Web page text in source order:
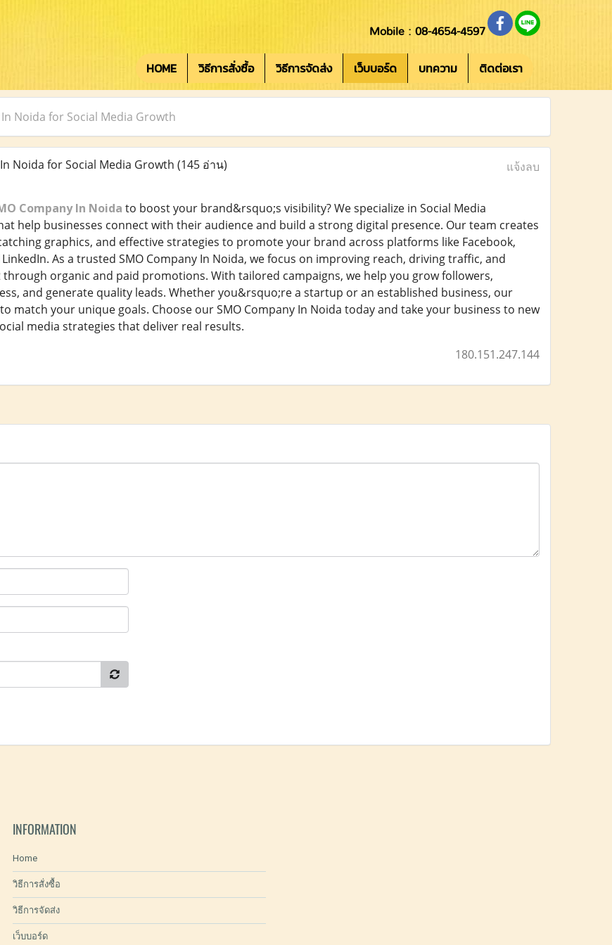
Mobile : 08-4654-4597
HOME วิธีการสั่งซื้อ วิธีการจัดส่ง เว็บบอร์ด บทความ ติดต่อเรา
Noida for Social Media Growth
Noida for Social Media Growth (145 อ่าน) แจ้งลบ
Company In Noida to boost your brand&rsquo;s visibility? We specialize in Social Media
help businesses connect with their audience and build a strong digital presence. Our team creates
graphics, and effective strategies to promote your brand across platforms like Facebook,
As a trusted SMO Company In Noida, we focus on improving reach, driving traffic, and
through organic and paid promotions. With tailored campaigns, we help you grow followers,
and generate quality leads. Whether you&rsquo;re a startup or an established business, our
match your unique goals. Choose our SMO Company In Noida today and take your business to new
media strategies that deliver real results.
180.151.247.144
INFORMATION
Home
วิธีการสั่งซื้อ
วิธีการจัดส่ง
เว็บบอร์ด